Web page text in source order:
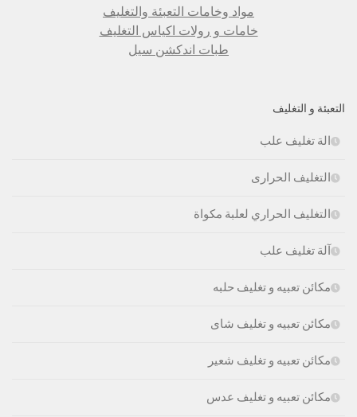
مواد وخامات التعبئة والتغليف
خامات و رولات اكياس التغليف
طبات اندكشن سيل
التعبئة و التغليف
الة تغليف علب
التغليف الحرارى
التغليف الحراري لعلبة مكواة
آلة تغليف علب
مكائن تعبيه و تغليف حلبه
مكائن تعبيه و تغليف شاى
مكائن تعبيه و تغليف شعير
مكائن تعبيه و تغليف عدس